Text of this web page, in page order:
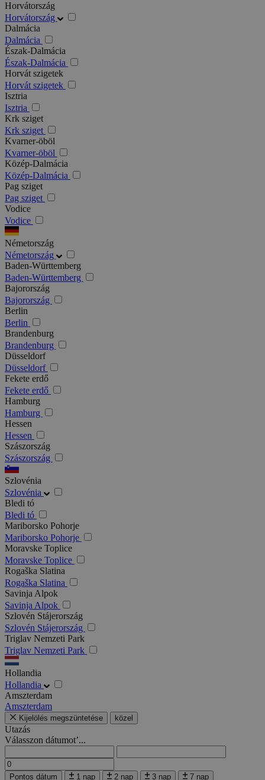
Horvátország
Horvátország
Dalmácia
Dalmácia
Észak-Dalmácia
Észak-Dalmácia
Horvát szigetek
Horvát szigetek
Isztria
Isztria
Krk sziget
Krk sziget
Kvarner-öböl
Kvarner-öböl
Közép-Dalmácia
Közép-Dalmácia
Pag sziget
Pag sziget
Vodice
Vodice
Németország
Németország
Baden-Württemberg
Baden-Württemberg
Bajorország
Bajorország
Berlin
Berlin
Brandenburg
Brandenburg
Düsseldorf
Düsseldorf
Fekete erdő
Fekete erdő
Hamburg
Hamburg
Hessen
Hessen
Szászország
Szászország
Szlovénia
Szlovénia
Bledi tó
Bledi tó
Mariborsko Pohorje
Mariborsko Pohorje
Moravske Toplice
Moravske Toplice
Rogaška Slatina
Rogaška Slatina
Savinja Alpok
Savinja Alpok
Szlovén Stájerország
Szlovén Stájerország
Triglav Nemzeti Park
Triglav Nemzeti Park
Hollandia
Hollandia
Amszterdam
Amszterdam
Kijelölés megszüntetése közel
Utazás
Válasszon dátumot’...
Pontos dátum 1 nap 2 nap 3 nap 7 nap